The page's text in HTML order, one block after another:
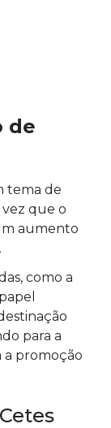
de
tema de
que o
aumento
como a
para a
a promoção